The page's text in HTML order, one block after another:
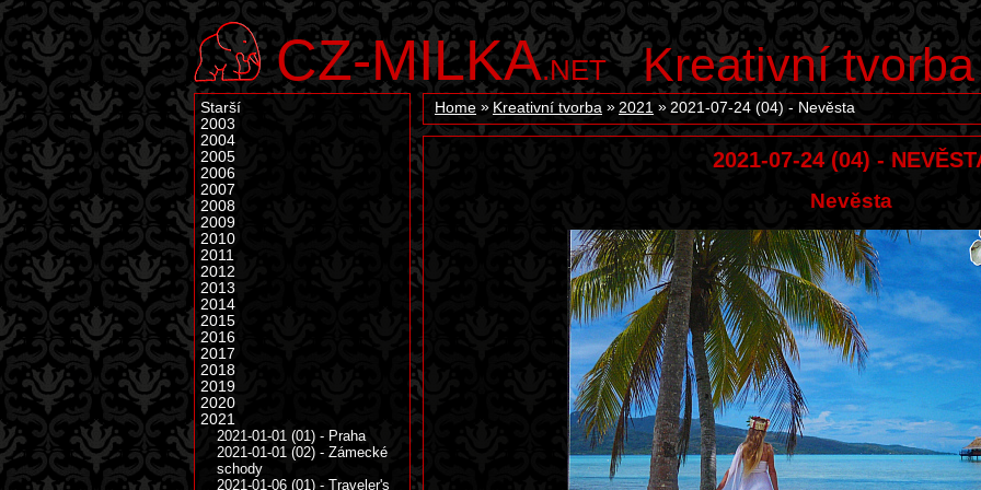
CZ-MILKA.NET Kreativní tvorba
Home Kreativní tvorba 2021 2021-07-24 (04) - Nevěsta
2021-07-24 (04) -
Nevěsta
Starší
2003
2004
2005
2006
2007
2008
2009
2010
2011
2012
2013
2014
2015
2016
2017
2018
2019
2020
2021
2021-01-01 (01) - Praha
2021-01-01 (02) - Zámecké
schody
2021-01-06 (01) - Traveler's